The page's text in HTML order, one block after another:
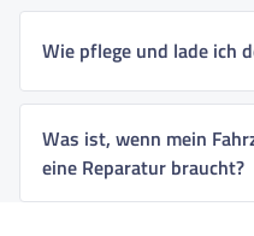
Wie pflege und lade ich
Was ist, wenn mein
eine Reparatur braucht?